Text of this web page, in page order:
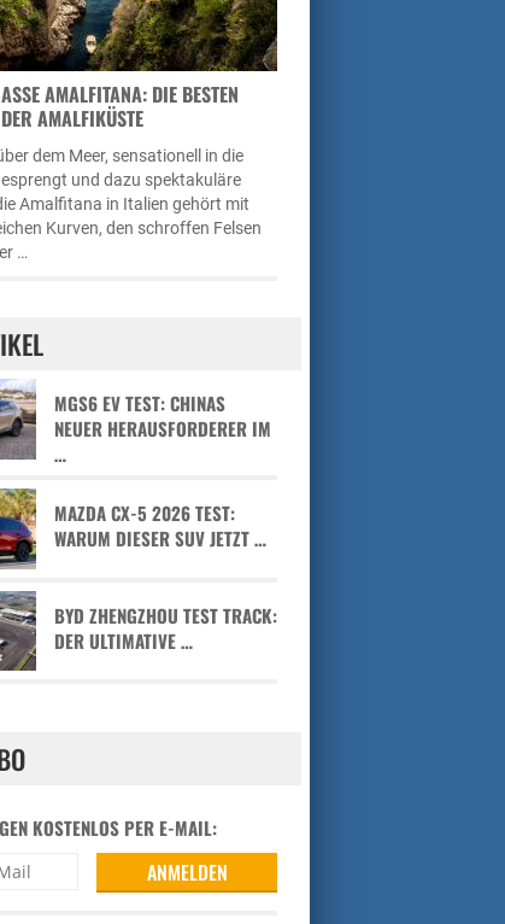
AMALFITANA: DIE BESTEN H
AMALFIKÜSTE
dem Meer, sensationell in die
und dazu spektakuläre
Amalfitana in Italien gehört mit
Kurven, den schroffen Felsen
…
MGS6 EV TEST: CHINAS
NEUER HERAUSFORDERER IM
…
MAZDA CX-5 2026 TEST:
WARUM DIESER SUV JETZT …
BYD ZHENGZHOU TEST TRACK:
DER ULTIMATIVE …
KOSTENLOS PER E-MAIL: